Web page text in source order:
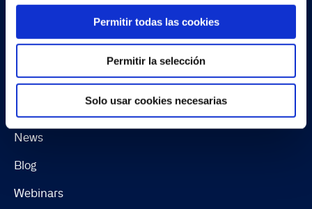
Permitir todas las cookies
Permitir la selección
Solo usar cookies necesarias
Change summary for EULA
Continia Software Whistleblower Scheme
Recursos
News
Blog
Webinars